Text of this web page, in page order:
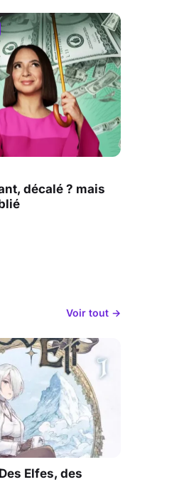
décalé ? mais
Voir tout →
Elfes, des